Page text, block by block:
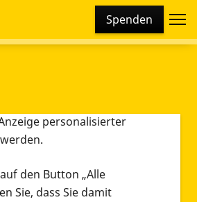
Spenden
verschiedene Cookies und
Dies beinhaltet Cookies und
personalisierter
den Button „Alle
Sie, dass Sie damit